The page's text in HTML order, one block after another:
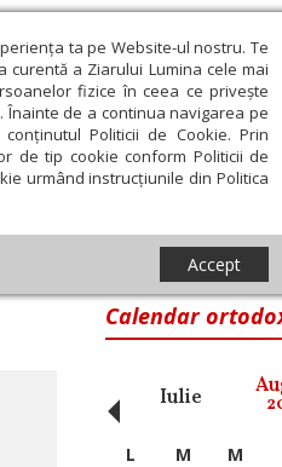
ta pe Website-ul nostru. Te
a Ziarului Lumina cele mai
fizice în ceea ce privește
de a continua navigarea pe
Politicii de Cookie. Prin
de tip cookie conform Politicii de
urmând instrucțiunile din Politica
Accept
In memoriam
Societate Opinii
Calendar
Iulie
‹ L M M